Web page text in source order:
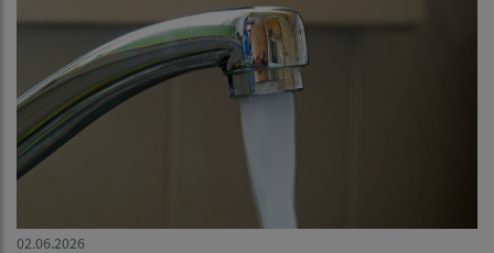
02.06.2026